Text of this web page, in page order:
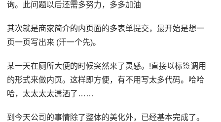
询。此问题以后还需多努力，多多加油
其次就是商家简介的内页面的多表单提交，最开始是想一
页一页写出来 (汗一个先)。
某一天在厕所大便的时候突然来了灵感。!直接以标签调用
的形式来做内页。这样即方便，有不用写太多代码。哈哈
哈，太太太太潇洒了……
到今天公司的事情除了整体的美化外，已经基本完成了。